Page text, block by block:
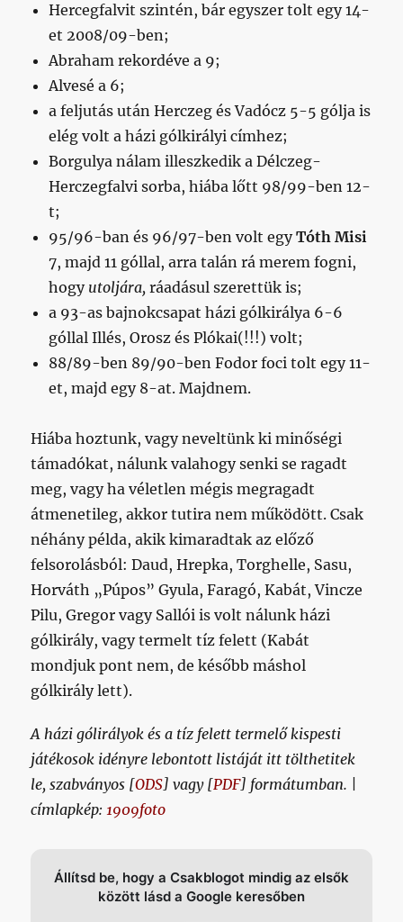
Hercegfalvit szintén, bár egyszer tolt egy 14-
et 2008/09-ben;
Abraham rekordéve a 9;
Alvesé a 6;
a feljutás után Herczeg és Vadócz 5-5 gólja is
elég volt a házi gólkirályi címhez;
Borgulya nálam illeszkedik a Délczeg-
Herczegfalvi sorba, hiába lőtt 98/99-ben 12-
t;
95/96-ban és 96/97-ben volt egyTóth Misi
7, majd 11 góllal, arra talán rá merem fogni,
hogy utoljára, ráadásul szerettük is;
a 93-as bajnokcsapat házi gólkirálya 6-6
góllal Illés, Orosz és Plókai(!!!) volt;
88/89-ben 89/90-ben Fodor foci tolt egy 11-
et, majd egy 8-at. Majdnem.
Hiába hoztunk, vagy neveltünk ki minőségi
támadókat, nálunk valahogy senki se ragadt
meg, vagy ha véletlen mégis megragadt
átmenetileg, akkor tutira nem működött. Csak
néhány példa, akik kimaradtak az előző
felsorolásból: Daud, Hrepka, Torghelle, Sasu,
Horváth „Púpos” Gyula, Faragó, Kabát, Vincze
Pilu, Gregor vagy Sallói is volt nálunk házi
gólkirály, vagy termelt tíz felett (Kabát
mondjuk pont nem, de később máshol
gólkirály lett).
A házi gólirályok és a tíz felett termelő kispesti
játékosok idényre lebontott listáját itt tölthetitek
le, szabványos [ODS] vagy [PDF] formátumban. |
címlapkép:1909foto
Állítsd be, hogy a Csakblogot mindig az elsők
között lásd a Google keresőben